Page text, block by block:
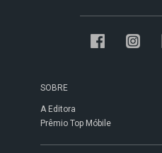
SOBRE
A Editora
Prêmio Top Móbile